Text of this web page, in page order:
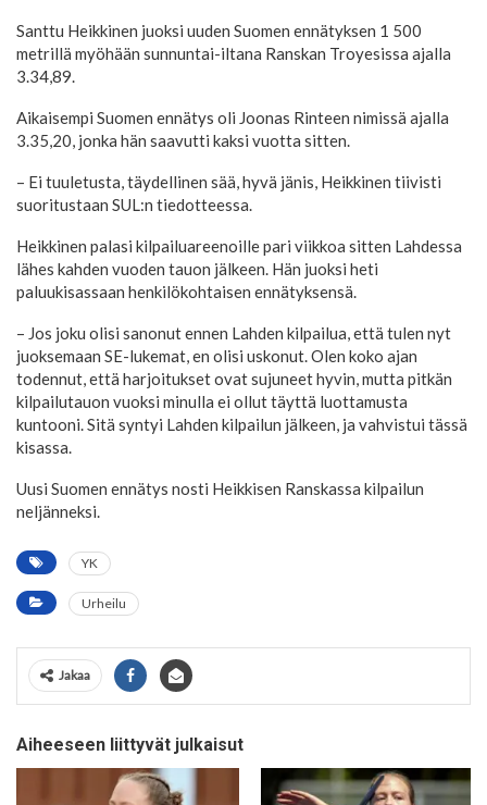
Santtu Heikkinen juoksi uuden Suomen ennätyksen 1 500
metrillä myöhään sunnuntai-iltana Ranskan Troyesissa ajalla
3.34,89.
Aikaisempi Suomen ennätys oli Joonas Rinteen nimissä ajalla
3.35,20, jonka hän saavutti kaksi vuotta sitten.
– Ei tuuletusta, täydellinen sää, hyvä jänis, Heikkinen tiivisti
suoritustaan SUL:n tiedotteessa.
Heikkinen palasi kilpailuareenoille pari viikkoa sitten Lahdessa
lähes kahden vuoden tauon jälkeen. Hän juoksi heti
paluukisassaan henkilökohtaisen ennätyksensä.
– Jos joku olisi sanonut ennen Lahden kilpailua, että tulen nyt
juoksemaan SE-lukemat, en olisi uskonut. Olen koko ajan
todennut, että harjoitukset ovat sujuneet hyvin, mutta pitkän
kilpailutauon vuoksi minulla ei ollut täyttä luottamusta
kuntooni. Sitä syntyi Lahden kilpailun jälkeen, ja vahvistui tässä
kisassa.
Uusi Suomen ennätys nosti Heikkisen Ranskassa kilpailun
neljänneksi.
YK
Urheilu
Jakaa
Aiheeseen liittyvät julkaisut